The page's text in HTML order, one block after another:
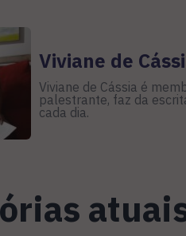
Viviane de
Viviane de Cássia é
palestrante, faz da
cada dia.